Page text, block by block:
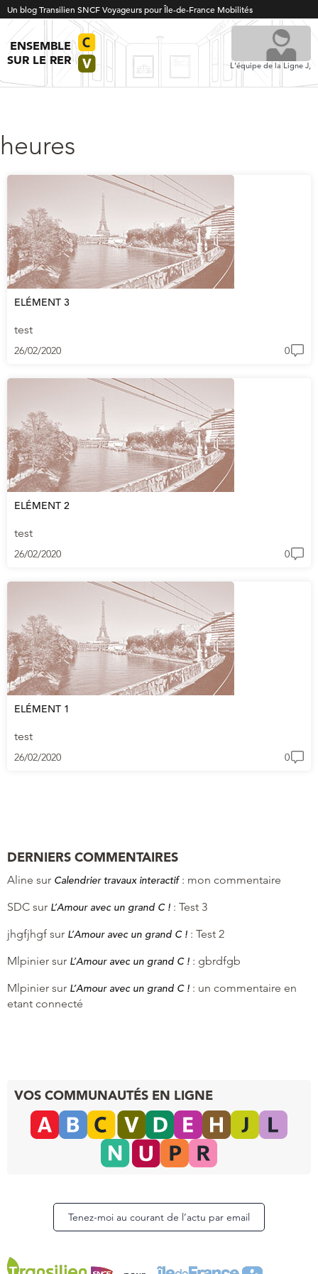
Un blog Transilien SNCF Voyageurs pour Île-de-France Mobilités
ENSEMBLE
SUR LE RER
L'équipe de la Ligne J,
heures
ELÉMENT 3
test
26/02/2020 0
ELÉMENT 2
test
26/02/2020 0
ELÉMENT 1
test
26/02/2020 0
DERNIERS COMMENTAIRES
Aline sur Calendrier travaux interactif: mon commentaire
SDC sur L’Amour avec un grand C ! : Test 3
jhgfjhgf sur L’Amour avec un grand C ! : Test 2
Mlpinier sur L’Amour avec un grand C ! : gbrdfgb
Mlpinier sur L’Amour avec un grand C ! : un commentaire en
etant connecté
VOS COMMUNAUTÉS EN LIGNE
Tenez-moi au courant de l’actu par email